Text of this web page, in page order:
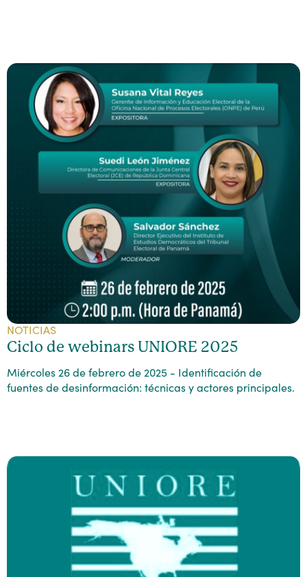
NOTICIAS
Ciclo de webinars UNIORE 2025
Miércoles 26 de febrero de 2025 - Identificación de
fuentes de desinformación: técnicas y actores principales.